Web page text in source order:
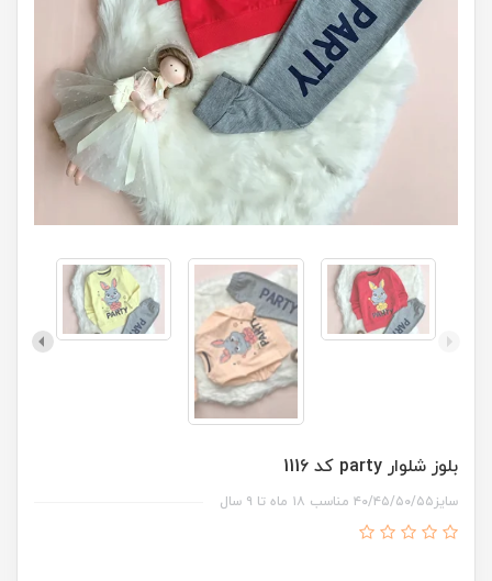
بلوز شلوار party کد 1116
سایز۴۰/۴۵/۵۰/۵۵ مناسب ۱۸ ماه تا ۹ سال